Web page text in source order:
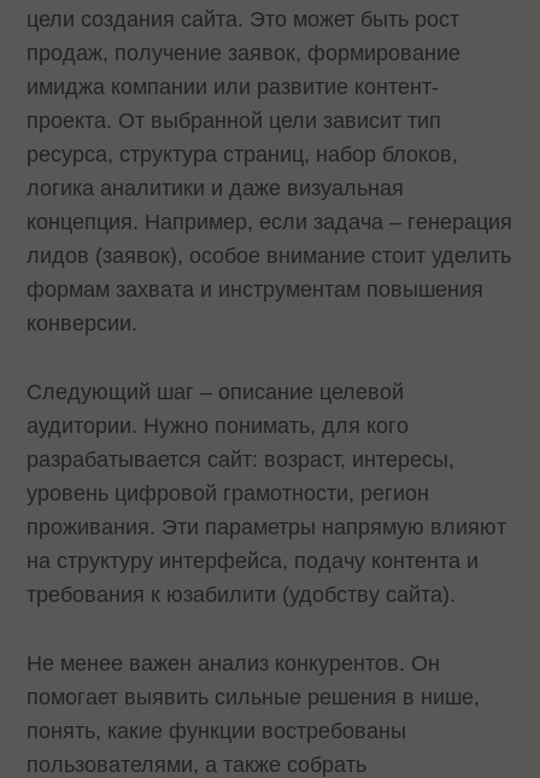
цели создания сайта. Это может быть рост
продаж, получение заявок, формирование
имиджа компании или развитие контент-
проекта. От выбранной цели зависит тип
ресурса, структура страниц, набор блоков,
логика аналитики и даже визуальная
концепция. Например, если задача – генерация
лидов (заявок), особое внимание стоит уделить
формам захвата и инструментам повышения
конверсии.
Следующий шаг – описание целевой
аудитории. Нужно понимать, для кого
разрабатывается сайт: возраст, интересы,
уровень цифровой грамотности, регион
проживания. Эти параметры напрямую влияют
на структуру интерфейса, подачу контента и
требования к юзабилити (удобству сайта).
Не менее важен анализ конкурентов. Он
помогает выявить сильные решения в нише,
понять, какие функции востребованы
пользователями, а также собрать